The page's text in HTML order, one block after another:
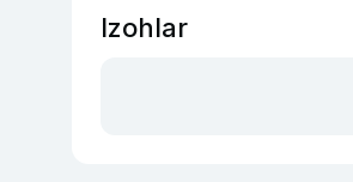
Izohlar